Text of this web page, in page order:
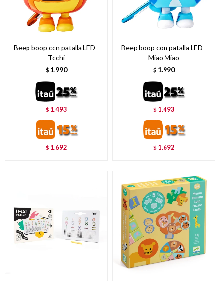
Beep boop con patalla LED -
Tochi
$ 1.990
$ 1.493
$ 1.692
Beep boop con patalla LED -
Miao Miao
$ 1.990
$ 1.493
$ 1.692